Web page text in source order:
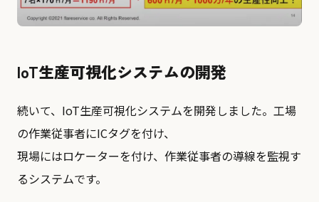
IoT生産可視化システムの開発
続いて、IoT生産可視化システムを開発しました。工場
の作業従事者にICタグを付け、
現場にはロケーターを付け、作業従事者の導線を監視す
るシステムです。